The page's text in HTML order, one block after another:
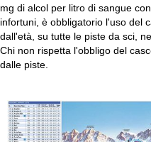
mg di alcol per litro di sangue
infortuni, è obbligatorio l'uso del
dall'età, su tutte le piste da sci,
Chi non rispetta l'obbligo del
dalle piste.